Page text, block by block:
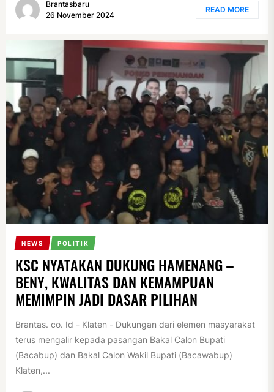
Brantasbaru
26 November 2024
READ MORE
NEWS POLITIK
KSC NYATAKAN DUKUNG HAMENANG –
BENY, KWALITAS DAN KEMAMPUAN
MEMIMPIN JADI DASAR PILIHAN
Brantas. co. Id - Klaten - Dukungan dari elemen masyarakat
terus mengalir kepada pasangan Bakal Calon Bupati
(Bacabup) dan Bakal Calon Wakil Bupati (Bacawabup)
Klaten,...